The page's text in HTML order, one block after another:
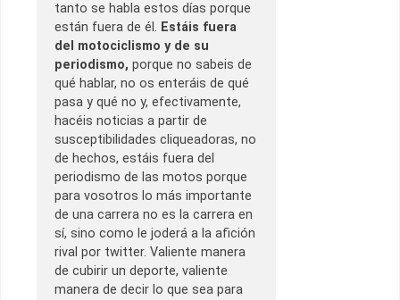
tanto se habla estos días porque
están fuera de él. Estáis fuera
del motociclismo y de su
periodismo, porque no sabeis de
qué hablar, no os enteráis de qué
pasa y qué no y, efectivamente,
hacéis noticias a partir de
susceptibilidades cliqueadoras, no
de hechos, estáis fuera del
periodismo de las motos porque
para vosotros lo más importante
de una carrera no es la carrera en
sí, sino como le joderá a la afición
rival por twitter. Valiente manera
de cubirir un deporte, valiente
manera de decir lo que sea para